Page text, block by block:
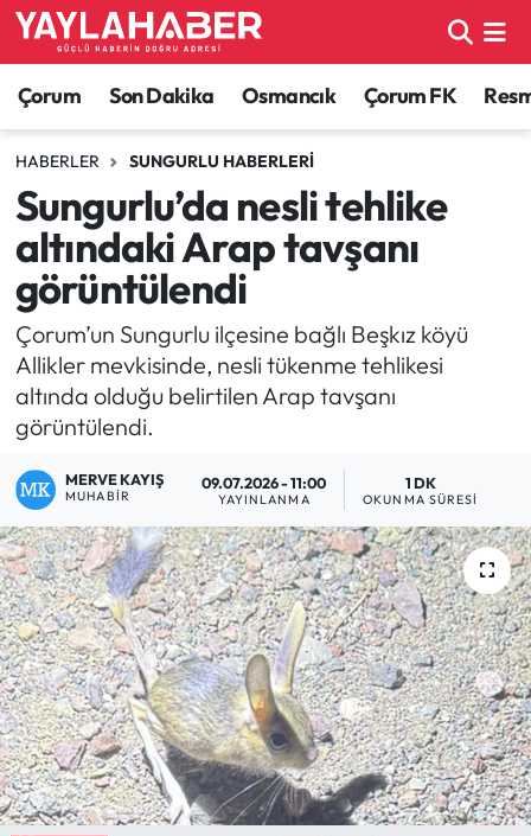
Çorum Son Dakika Osmancık Çorum FK
HABERLER SUNGURLU HABERLERI
Sungurlu’da nesli tehlike
altındaki Arap tavşanı
görüntülendi
Çorum’un Sungurlu ilçesine bağlı Beşkız köyü
Allikler mevkisinde, nesli tükenme tehlikesi
altında olduğu belirtilen Arap tavşanı
görüntülendi.
MERVE KAYIŞ
MUHABIR
09.07.2026 - 11:00
YAYINLANMA
1 DK
OKUNMA SÜRESI
Alaca Haberleri
Bayat Haberleri
Bilgi - Keşfet Haberleri
Bilim ve Teknoloji
Boğazkale Haberleri
Çorum Haberleri
Eğitim
Ekonomi
Güncel
İskilip Haberleri
Kargı Haberleri
Çorum Nöbetçi Eczaneler
Çorum Hava Durumu
Çorum Namaz Vakitleri
Çorum Trafik Yoğunluk Haritası
TFF 1.Lig Puan Durumu ve Fikstür
Tüm Manşetler